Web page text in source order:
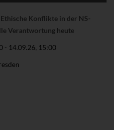
Konflikte in der NS-
Verantwortung heute
- 14.09.26, 15:00